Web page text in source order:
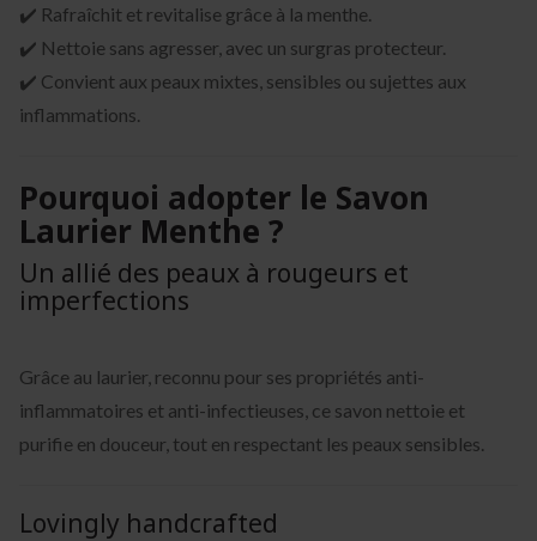
✔️ Rafraîchit et revitalise grâce à la menthe.
✔️ Nettoie sans agresser, avec un surgras protecteur.
✔️ Convient aux peaux mixtes, sensibles ou sujettes aux
inflammations.
Pourquoi adopter le Savon
Laurier Menthe ?
Un allié des peaux à rougeurs et
imperfections
Grâce au laurier, reconnu pour ses propriétés anti-
inflammatoires et anti-infectieuses, ce savon nettoie et
purifie en douceur, tout en respectant les peaux sensibles.
Lovingly handcrafted